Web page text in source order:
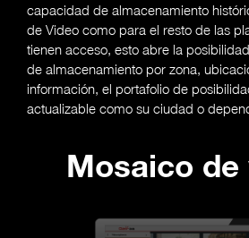
capacidad de almacenamiento
de Video como para el resto de las
tienen acceso, esto abre la
de almacenamiento por zona,
información, el portafolio de
actualizable como su ciudad o
Mosaico de